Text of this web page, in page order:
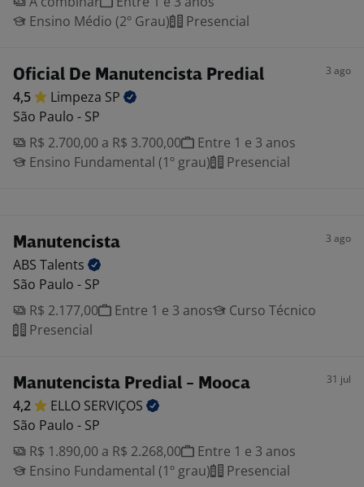
Ensino Médio (2º Grau)
Presencial
Oficial De Manutencista Predial 3 ago
4,5 Limpeza SP
São Paulo - SP
R$ 2.700,00 a R$ 3.700,00
Entre 1 e 3 anos
Ensino Fundamental (1º grau)
Presencial
Manutencista 3 ago
ABS Talents
São Paulo - SP
R$ 2.177,00
Entre 1 e 3 anos
Curso Técnico
Presencial
Manutencista Predial - Mooca 31 jul
4,2 ELLO SERVIÇOS
São Paulo - SP
R$ 1.890,00 a R$ 2.268,00
Entre 1 e 3 anos
Ensino Fundamental (1º grau)
Presencial